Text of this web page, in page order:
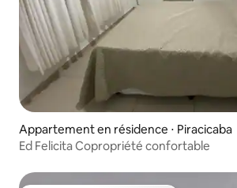
Appartement en résidence ⋅ Piracicaba
Ed Felicita Copropriété confortable